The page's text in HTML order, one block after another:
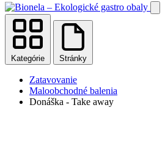
Kategórie Stránky
Zatavovanie
Maloobchodné balenia
Donáška - Take away